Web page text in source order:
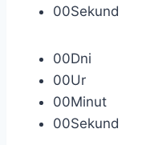
00Sekund
00Dni
00Ur
00Minut
00Sekund